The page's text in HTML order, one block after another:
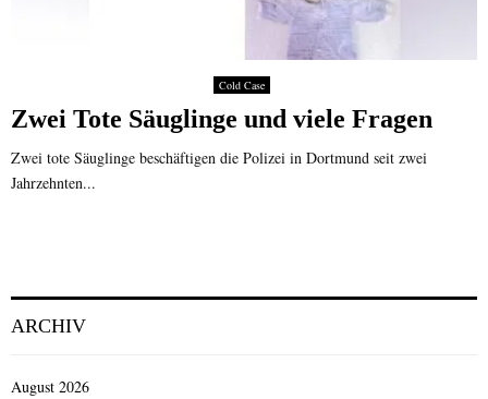
Cold Case
Zwei Tote Säuglinge und viele Fragen
Zwei tote Säuglinge beschäftigen die Polizei in Dortmund seit zwei
Jahrzehnten...
ARCHIV
August 2026